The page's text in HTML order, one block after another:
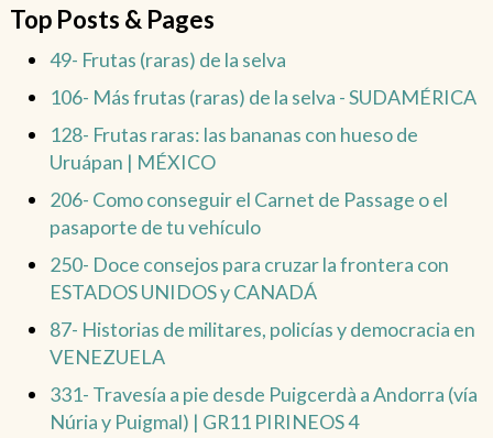
Top Posts & Pages
49- Frutas (raras) de la selva
106- Más frutas (raras) de la selva - SUDAMÉRICA
128- Frutas raras: las bananas con hueso de
Uruápan | MÉXICO
206- Como conseguir el Carnet de Passage o el
pasaporte de tu vehículo
250- Doce consejos para cruzar la frontera con
ESTADOS UNIDOS y CANADÁ
87- Historias de militares, policías y democracia en
VENEZUELA
331- Travesía a pie desde Puigcerdà a Andorra (vía
Núria y Puigmal) | GR11 PIRINEOS 4